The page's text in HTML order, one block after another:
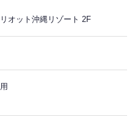
オット沖縄リゾート 2F